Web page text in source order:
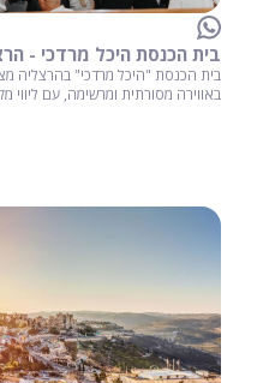
בית הכנסת היכל מרדכי -
בית הכנסת "היכל מרדכי" בהרצליה
באווירה מסורתית ומרשימה, עם ליווי